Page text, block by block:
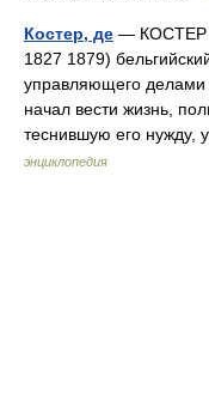
Костер, де — КОСТЕР
1827 1879)
управляющего делами
начал вести жизнь,
теснившую его
энциклопедия